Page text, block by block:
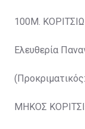
100Μ.
Ελευθερία
ΜΗΚΟΣ